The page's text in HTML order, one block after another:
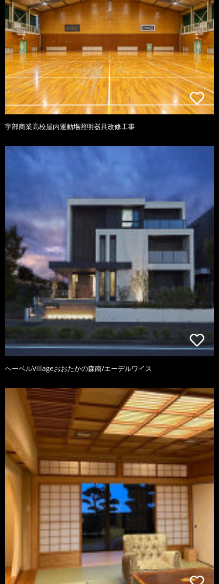
宇部商業高校屋内運動場照明器具改修工事
ヘーベルVillageおおたかの森南/エーデルワイス